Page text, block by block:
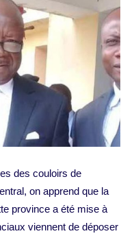
des couloirs de
on apprend que la
province a été mise à
viennent de déposer